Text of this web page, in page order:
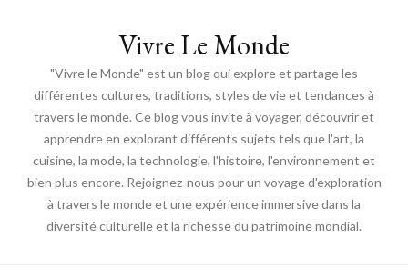
Vivre Le Monde
"Vivre le Monde" est un blog qui explore et partage les
différentes cultures, traditions, styles de vie et tendances à
travers le monde. Ce blog vous invite à voyager, découvrir et
apprendre en explorant différents sujets tels que l'art, la
cuisine, la mode, la technologie, l'histoire, l'environnement et
bien plus encore. Rejoignez-nous pour un voyage d'exploration
à travers le monde et une expérience immersive dans la
diversité culturelle et la richesse du patrimoine mondial.